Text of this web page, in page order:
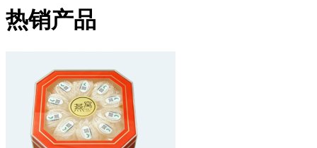
热销产品